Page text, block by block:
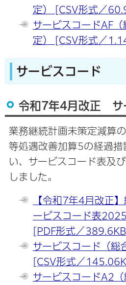
定） [CSV形式／
サービスコードAF
定） [CSV形式／
サービスコード
令和7年4月改正 サ
業務継続計画未策定減算
等処遇改善加算5の経過措
い、サービスコード表及
しました。
【令和7年4月改正
ービスコード表
[PDF形式／389.6KB]
サービスコード（総
[CSV形式／
サービスコードA2